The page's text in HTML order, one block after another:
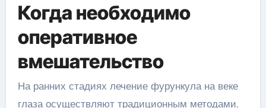
Когда необходимо
оперативное
вмешательство
На ранних стадиях лечение фурункула на веке
глаза осуществляют традиционным методами.